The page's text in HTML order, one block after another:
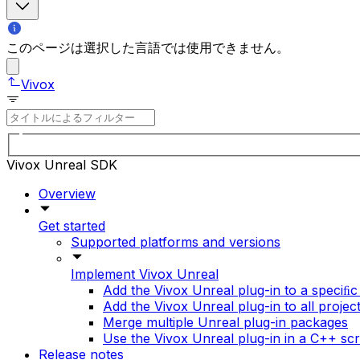
このページは選択した言語では使用できません。
Vivox
Vivox Unreal SDK
Overview
Get started
Supported platforms and versions
Implement Vivox Unreal
Add the Vivox Unreal plug-in to a
Add the Vivox Unreal plug-in to all
Merge multiple Unreal plug-in packages
Use the Vivox Unreal plug-in in a C++
Release notes